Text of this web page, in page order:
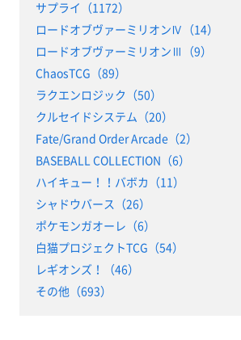
サプライ（1172）
ロードオブヴァーミリオンⅣ（14）
ロードオブヴァーミリオンⅢ（9）
ChaosTCG（89）
ラクエンロジック（50）
クルセイドシステム（20）
Fate/Grand Order Arcade（2）
BASEBALL COLLECTION（6）
ハイキュー！！バボカ（11）
シャドウバース（26）
ポケモンガオーレ（6）
白猫プロジェクトTCG（54）
レギオンズ！（46）
その他（693）